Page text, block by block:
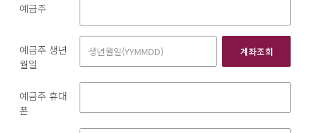
예금주
예금주 생년
월일
계좌조회
예금주 휴대
폰